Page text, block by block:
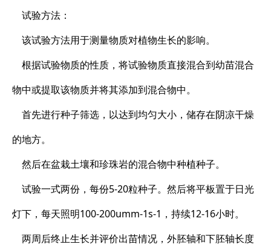
试验方法：
该试验方法用于测量物质对植物生长的影响。
根据试验物质的性质，将试验物质直接混合到幼苗混合
物中或提取该物质并将其添加到混合物中。
首先进行种子筛选，以达到均匀大小，储存在阴凉干燥
的地方。
然后在盆栽土壤和珍珠岩的混合物中种植种子。
试验一式两份，每份5-20粒种子。然后将平板置于日光
灯下，每天照明100-200umm-1s-1，持续12-16小时。
两周后终止生长并评价出苗情况，外胚轴和下胚轴长度